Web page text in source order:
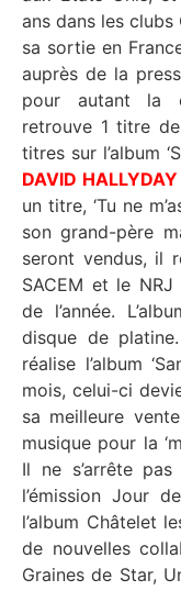
ans dans les
sa sortie en
auprès de la
pour autant la
retrouve 1 titre de
DAVID HALLYDAY
un titre, ‘Tu ne
son grand-père
seront vendus, il
SACEM et le
de l’année.
disque de
réalise l’album
mois, celui-ci
sa meilleure
musique pour la
Il ne s’arrête
l’émission Jour
l’album Châtelet
de nouvelles
Graines de Star,